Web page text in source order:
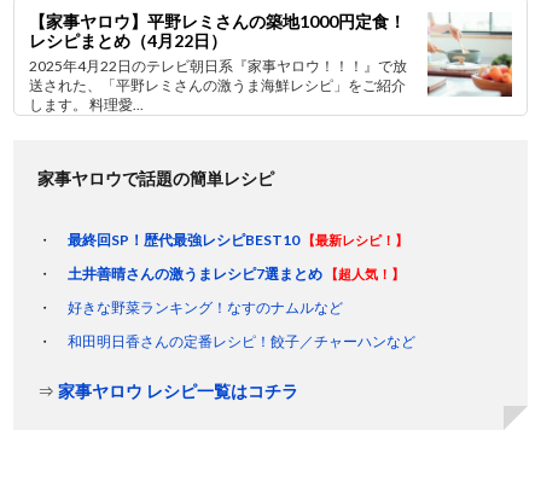
【家事ヤロウ】平野レミさんの築地1000円定食！
レシピまとめ（4月22日）
2025年4月22日のテレビ朝日系『家事ヤロウ！！！』で放
送された、「平野レミさんの激うま海鮮レシピ」をご紹介
します。 料理愛...
家事ヤロウで話題の簡単レシピ
最終回SP！歴代最強レシピBEST10 【最新レシピ！】
土井善晴さんの激うまレシピ7選まとめ 【超人気！】
好きな野菜ランキング！なすのナムルなど
和田明日香さんの定番レシピ！餃子／チャーハンなど
⇒家事ヤロウ レシピ一覧はコチラ